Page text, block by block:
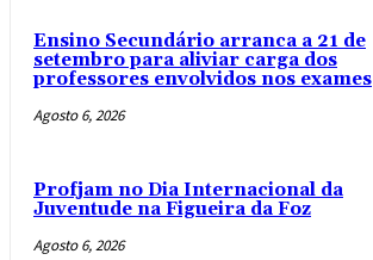
Ensino Secundário arranca a 21 de
setembro para aliviar carga dos
professores envolvidos nos exames
Agosto 6, 2026
Profjam no Dia Internacional da
Juventude na Figueira da Foz
Agosto 6, 2026